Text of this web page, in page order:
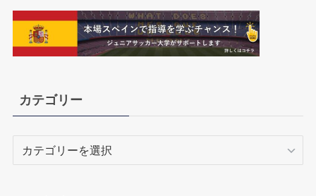
カテゴリー